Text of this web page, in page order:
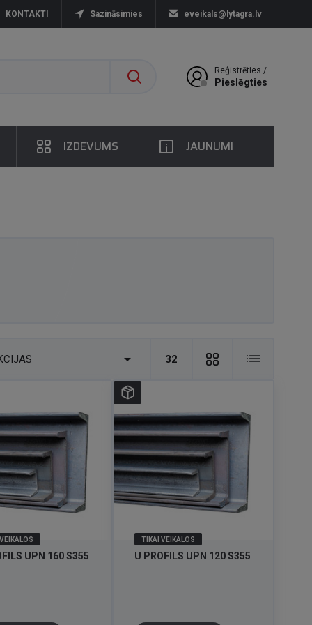
KONTAKTI Sazināsimies eveikals@lytagra.lv
Reģistrēties /
Pieslēgties
IZDEVUMS JAUNUMI
32

UPN 160 S355
TIKAI VEIKALOS
U PROFILS UPN 120 S355